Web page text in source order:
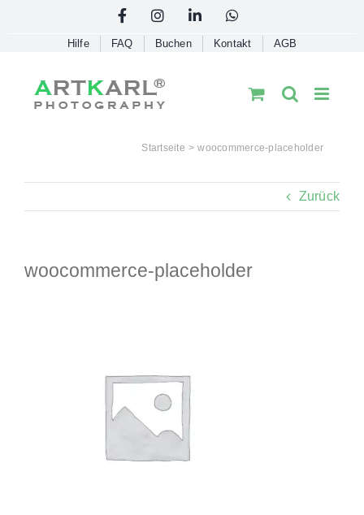
FacebookInstagramLinkedInWhatsApp
Hilfe FAQ Buchen Kontakt AGB
Startseite woocommerce-placeholder
Zurück
woocommerce-placeholder